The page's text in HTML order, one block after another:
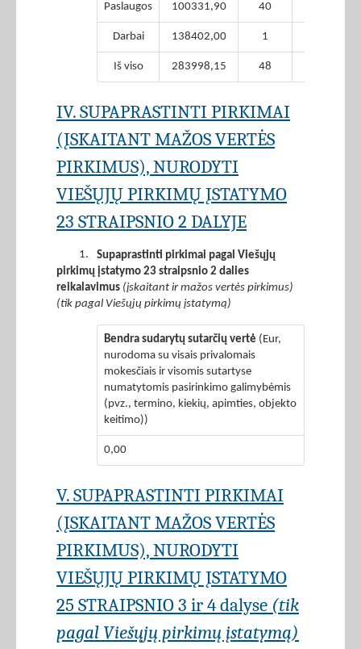
Paslaugos 100331,90 40
Darbai 138402,00 1
Iš viso 283998,15 48
IV. SUPAPRASTINTI PIRKIMAI
(ĮSKAITANT MAŽOS VERTĖS
PIRKIMUS), NURODYTI
VIEŠŲJŲ PIRKIMŲ ĮSTATYMO
23 STRAIPSNIO 2 DALYJE
1.
Supaprastinti pirkimai pagal Viešųjų
pirkimų įstatymo 23 straipsnio 2 dalies
reikalavimus (įskaitant ir mažos vertės pirkimus)
(tik pagal Viešųjų pirkimų įstatymą)
Bendra sudarytų sutarčių vertė (Eur,
nurodoma su visais privalomais
mokesčiais ir visomis sutartyse
numatytomis pasirinkimo galimybėmis
(pvz., termino, kiekių, apimties, objekto
keitimo))
0,00
V. SUPAPRASTINTI PIRKIMAI
(ĮSKAITANT MAŽOS VERTĖS
PIRKIMUS), NURODYTI
VIEŠŲJŲ PIRKIMŲ ĮSTATYMO
25 STRAIPSNIO 3 ir 4 dalyse (tik
pagal Viešųjų pirkimų įstatymą)